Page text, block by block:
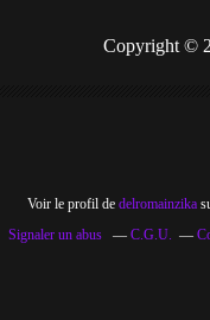
Copyright ©
Voir le profil de delromainzika
Signaler un abus
C.G.U.